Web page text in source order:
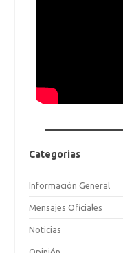
Categorias
Información General
Mensajes Oficiales
Noticias